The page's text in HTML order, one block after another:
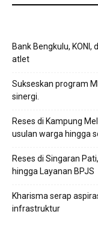
Bank Bengkulu,
atlet
Sukseskan program
sinergi.
Reses di Kampung
usulan warga hingga
Reses di Singaran
hingga Layanan BPJS
Kharisma serap
infrastruktur